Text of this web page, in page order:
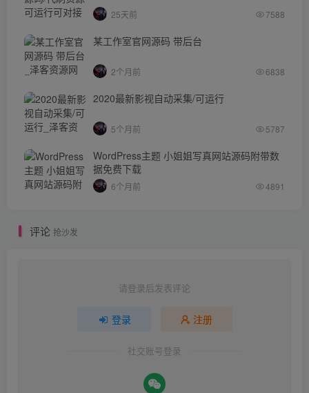
25天前 7588
某工作室官网源码 带后台
2个月前 6838
2020最新影视自动采集/可运行
5个月前 5787
WordPress主题 小姐姐写真网站源码附带数
据免费下载
6个月前 4891
评论 抢沙发
请登录后发表评论
登录 注册
社交账号登录